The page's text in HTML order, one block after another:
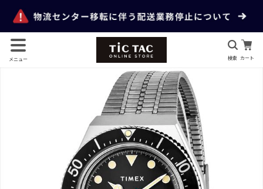
メニュー 検索 カート